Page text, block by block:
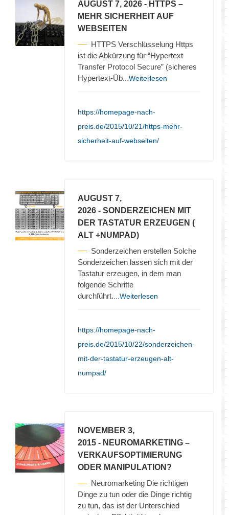
AUGUST 7, 2026 - HTTPS –
MEHR SICHERHEIT AUF
WEBSEITEN
HTTPS Verschlüsselung Https
ist die Abkürzung für “Hypertext
Transfer Protocol Secure” (sicheres
Hypertext-Üb ...Weiterlesen
https://homepage-nach-
preis.de/2015/10/21/https-mehr-
sicherheit-auf-webseiten/
AUGUST 7,
2026 - SONDERZEICHEN MIT
DER TASTATUR ERZEUGEN (
ALT +NUMPAD)
Sonderzeichen erstellen Solche
Sonderzeichen lassen sich mit der
Tastatur erzeugen, in dem man
folgende Schritte
durchführt. ...Weiterlesen
https://homepage-nach-
preis.de/2015/10/22/sonderzeichen-
mit-der-tastatur-erzeugen-alt-
numpad/
NOVEMBER 3,
2015 - NEUROMARKETING –
VERKAUFSOPTIMIERUNG
ODER MANIPULATION?
Neuromarketing Die richtigen
Dinge zu tun oder die Dinge richtig
zu tun, das ist der Unterschied